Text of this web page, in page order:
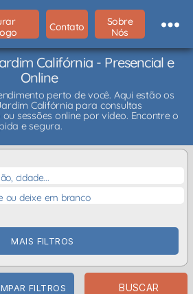
Contato
Sobre
Nós
Califórnia - Presencial e
Online
perto de você. Aqui estão os
Califórnia para consultas
sessões online por vídeo. Encontre o
e segura.
cidade...
ou deixe em branco
MAIS FILTROS
FILTROS BUSCAR